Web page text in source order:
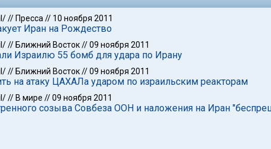
// Пресса // 10 ноября 2011
Иран на Рождество
// Ближний Восток//09 ноября 2011
Израилю 55 бомб для удара по Ирану
// Ближний Восток//09 ноября 2011
на атаку ЦАХАЛа ударом по израильским реакторам
// В мире //09 ноября 2011
созыва Совбеза ООН и наложения на Иран